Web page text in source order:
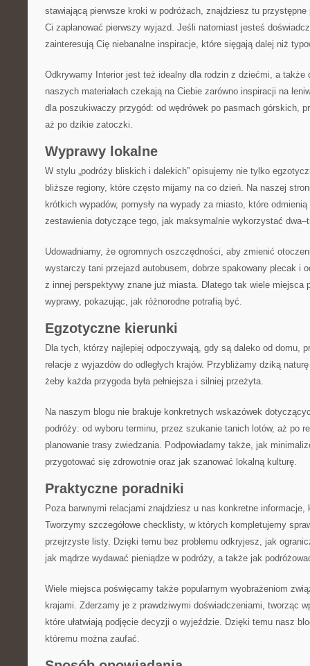
stawiającą pierwsze kroki w podróżach, znajdziesz tu przystępne
Ci zaplanować pierwszy wyjazd. Jeśli natomiast jesteś
zainteresują Cię niebanalne inspiracje, które sięgają dalej niż
Odkrywamy Interior jest też idealny dla rodzin z dziećmi, a także
naszych materiałach czekają na Ciebie zarówno inspiracji na
dla poszukiwaczy przygód: od wędrówek po pasmach górskich,
aż po dzikie zatoczki.
Wyprawy lokalne
W stylu „podróży bliskich i dalekich” opisujemy nie tylko
bliższe regiony, które często mijamy na co dzień. Na naszej
krótkich wypadów, pomysły na wypady za miasto, które odmienią
zestawienia dotyczące tego, jak maksymalnie wykorzystać
Udowadniamy, że ogromnych oszczędności, aby zmienić
wystarczy tani przejazd autobusem, dobrze spakowany plecak i
z innej perspektywy znane już miasta. Dlatego tak wiele miejsca
wyprawy, pokazując, jak różnorodne potrafią być.
Egzotyczne kierunki
Dla tych, którzy najlepiej odpoczywają, gdy są daleko od domu,
relacje z wyjazdów do odległych krajów. Przybliżamy dziką
żeby każda przygoda była pełniejsza i silniej przeżyta.
Na naszym blogu nie brakuje konkretnych wskazówek
podróży: od wyboru terminu, przez szukanie tanich lotów, aż po
planowanie trasy zwiedzania. Podpowiadamy także, jak
przygotować się zdrowotnie oraz jak szanować lokalną kulturę.
Praktyczne poradniki
Poza barwnymi relacjami znajdziesz u nas konkretne informacje,
Tworzymy szczegółowe checklisty, w których kompletujemy
przejrzyste listy. Dzięki temu bez problemu odkryjesz, jak
jak mądrze wydawać pieniądze w podróży, a także jak
Wiele miejsca poświęcamy także popularnym wyobrażeniom
krajami. Zderzamy je z prawdziwymi doświadczeniami, tworząc
które ułatwiają podjęcie decyzji o wyjeździe. Dzięki temu nasz
któremu można zaufać.